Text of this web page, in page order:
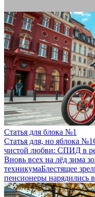
Статья для блока №1
Статья для, но яблока №1
чистой любви: СПИД в
Вновь всех на лёд зима
техникумаБлестящее
пенсионеры нарядились